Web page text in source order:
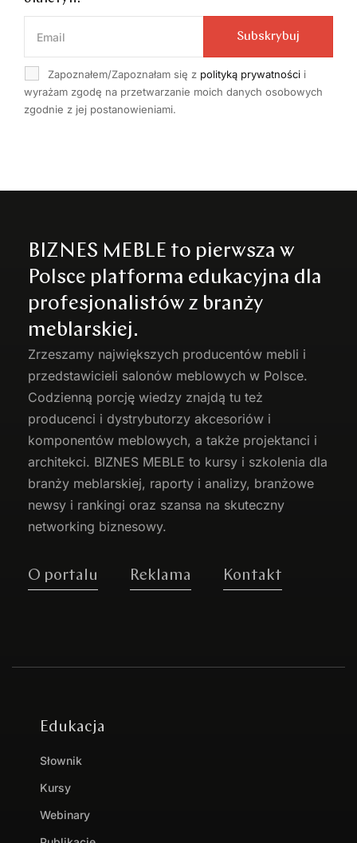
Zapoznałem/Zapoznałam się z polityką prywatności i
wyrażam zgodę na przetwarzanie moich danych osobowych
zgodnie z jej postanowieniami.
Subskrybuj
BIZNES MEBLE to pierwsza w
Polsce platforma edukacyjna dla
profesjonalistów z branży
meblarskiej.
Zrzeszamy największych producentów mebli i
przedstawicieli salonów meblowych w Polsce.
Codzienną porcję wiedzy znajdą tu też
producenci i dystrybutorzy akcesoriów i
komponentów meblowych, a także projektanci i
architekci. BIZNES MEBLE to kursy i szkolenia dla
branży meblarskiej, raporty i analizy, branżowe
newsy i rankingi oraz szansa na skuteczny
networking biznesowy.
O portalu Reklama Kontakt
Edukacja
Słownik
Kursy
Webinary